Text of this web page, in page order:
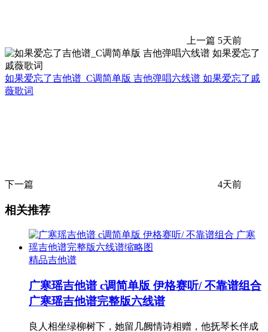
上一篇 5天前
如果爱忘了吉他谱_C调简单版 吉他弹唱六线谱 如果爱忘了戚
薇歌词
下一篇 4天前
相关推荐
精品吉他谱
广寒瑶吉他谱 c调简单版 伊格赛听/ 不靠谱组合
广寒瑶吉他谱完整版六线谱
良人相坐绿柳树下，她留几阙情诗相赠，他抚琴长伴成